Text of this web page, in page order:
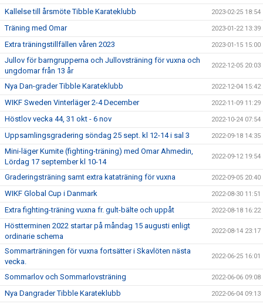
Kallelse till årsmöte Tibble Karateklubb 2023-02-25 18:54
Träning med Omar 2023-01-22 13:39
Extra träningstillfällen våren 2023 2023-01-15 15:00
Jullov för barngrupperna och Jullovsträning för vuxna och
ungdomar från 13 år
2022-12-05 20:03
Nya Dan-grader Tibble Karateklubb 2022-12-04 15:42
WIKF Sweden Vinterläger 2-4 December 2022-11-09 11:29
Höstlov vecka 44, 31 okt - 6 nov 2022-10-24 07:54
Uppsamlingsgradering söndag 25 sept. kl 12-14 i sal 3 2022-09-18 14:35
Mini-läger Kumite (fighting-träning) med Omar Ahmedin,
Lördag 17 september kl 10-14
2022-09-12 19:54
Graderingsträning samt extra kataträning för vuxna 2022-09-05 20:40
WIKF Global Cup i Danmark 2022-08-30 11:51
Extra fighting-träning vuxna fr. gult-bälte och uppåt 2022-08-18 16:22
Höstterminen 2022 startar på måndag 15 augusti enligt
ordinarie schema
2022-08-14 23:17
Sommarträningen för vuxna fortsätter i Skavlöten nästa
vecka.
2022-06-25 16:01
Sommarlov och Sommarlovsträning 2022-06-06 09:08
Nya Dangrader Tibble Karateklubb 2022-06-04 09:13